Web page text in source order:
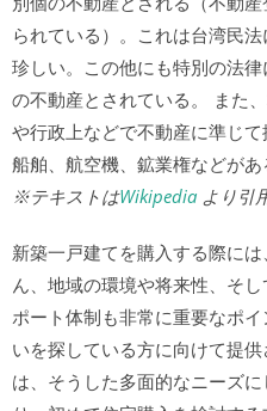
られている）。これは台湾民
珍しい。この他にも特別の法
の不動産とされている。 また
や行政上などで不動産に準じ
船舶、航空機、鉱業権などがあ
※テキストはWikipedia より引
新築一戸建てを購入する際に
ん、地域の環境や将来性、そ
ポート体制も非常に重要なポ
いを探している方に向けて提
は、そうした多面的なニーズ